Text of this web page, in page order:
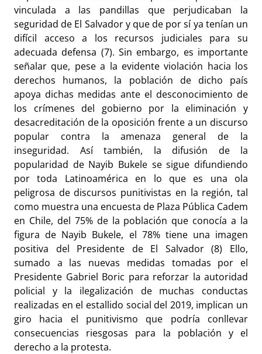
vinculada a las pandillas que perjudicaban la
seguridad de El Salvador y que de por sí ya tenían un
difícil acceso a los recursos judiciales para su
adecuada defensa (7). Sin embargo, es importante
señalar que, pese a la evidente violación hacia los
derechos humanos, la población de dicho país
apoya dichas medidas ante el desconocimiento de
los crímenes del gobierno por la eliminación y
desacreditación de la oposición frente a un discurso
popular contra la amenaza general de la
inseguridad. Así también, la difusión de la
popularidad de Nayib Bukele se sigue difundiendo
por toda Latinoamérica en lo que es una ola
peligrosa de discursos punitivistas en la región, tal
como muestra una encuesta de Plaza Pública Cadem
en Chile, del 75% de la población que conocía a la
figura de Nayib Bukele, el 78% tiene una imagen
positiva del Presidente de El Salvador (8) Ello,
sumado a las nuevas medidas tomadas por el
Presidente Gabriel Boric para reforzar la autoridad
policial y la ilegalización de muchas conductas
realizadas en el estallido social del 2019, implican un
giro hacia el punitivismo que podría conllevar
consecuencias riesgosas para la población y el
derecho a la protesta.